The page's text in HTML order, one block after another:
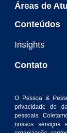
Áreas de
Conteúdos
Insights
Contato
O Pessoa &
privacidade de
pessoais.
nossos serviços